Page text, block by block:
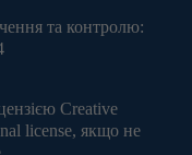
та контролю:
Creative
license, якщо не